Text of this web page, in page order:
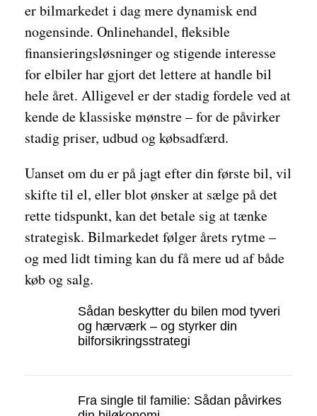
er bilmarkedet i dag mere dynamisk end
nogensinde. Onlinehandel, fleksible
finansieringsløsninger og stigende interesse
for elbiler har gjort det lettere at handle bil
hele året. Alligevel er der stadig fordele ved at
kende de klassiske mønstre – for de påvirker
stadig priser, udbud og købsadfærd.
Uanset om du er på jagt efter din første bil, vil
skifte til el, eller blot ønsker at sælge på det
rette tidspunkt, kan det betale sig at tænke
strategisk. Bilmarkedet følger årets rytme –
og med lidt timing kan du få mere ud af både
køb og salg.
Sådan beskytter du bilen mod tyveri
og hærværk – og styrker din
bilforsikringsstrategi
Fra single til familie: Sådan påvirkes